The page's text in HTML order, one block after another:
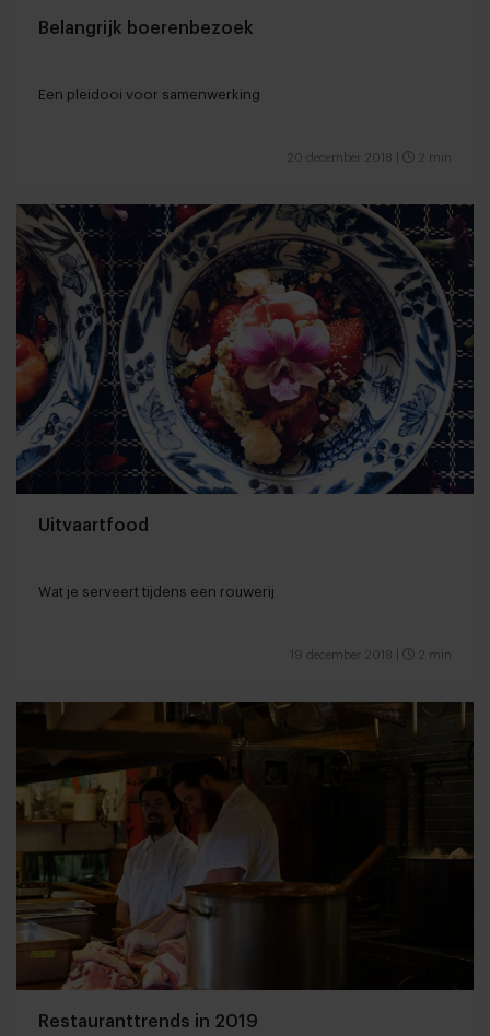
Belangrijk boerenbezoek
Een pleidooi voor samenwerking
20 december 2018 2 min
Uitvaartfood
Wat je serveert tijdens een rouwerij
19 december 2018 2 min
Restauranttrends in 2019